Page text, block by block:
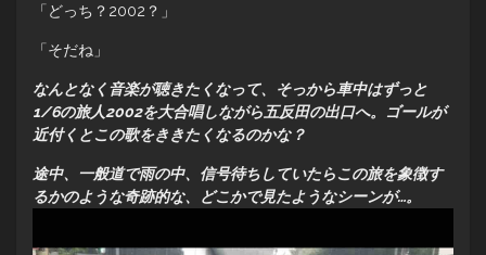
「どっち？2002？」
「そだね」
なんとなく音楽が聴きたくなって、そっから車中はずっと
1/6の旅人2002を大合唱しながら五反田の出口へ。ゴールが
近付くとこの歌をききたくなるのかな？
途中、一般道で雨の中、信号待ちしていたらこの旅を象徴す
るかのような奇跡的な、どこかで見たようなシーンが…。